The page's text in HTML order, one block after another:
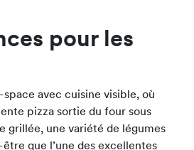
pour les
avec cuisine visible, où
pizza sortie du four sous
grillée, une variété de légumes
que l’une des excellentes